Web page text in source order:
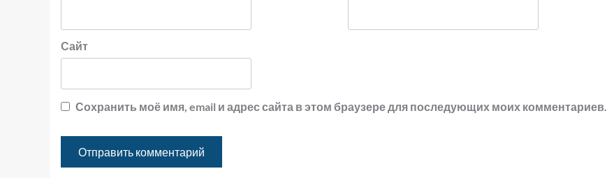
Сайт
Сохранить моё имя, email и адрес сайта в этом браузере для последующих моих комментариев.